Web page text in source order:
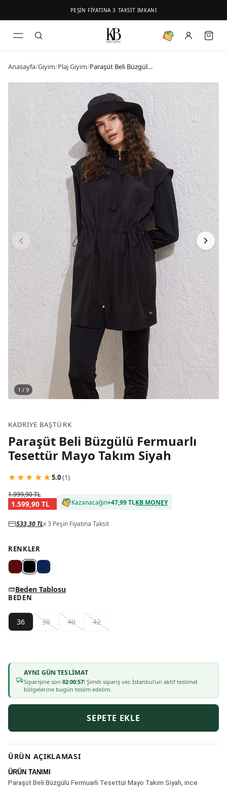
PEŞİN FİYATINA 3 TAKSİT İMKANI
Anasayfa/Giyim/Plaj Giyim/ Paraşüt Beli Büzgülü Fermuarlı Tesettür Mayo Takım Siyah
1 / 9
KADRIYE BAŞTÜRK
Paraşüt Beli Büzgülü Fermuarlı
Tesettür Mayo Takım Siyah
★ ★ ★ ★ ★5.0(1)
1.999,90 TL
1.599,90 TL Kazanacağın+47,99 TLKB MONEY
533,30 TLx 3 Peşin Fiyatına Taksit
RENKLER
Beden Tablosu
BEDEN
36 38 40 42
AYNI GÜN TESLIMAT
Siparişine son 02:00:56! Şimdi sipariş ver, İstanbul'un aktif teslimat
bölgelerine bugün teslim edelim.
SEPETE EKLE
ÜRÜN AÇIKLAMASI
ÜRÜN TANIMI
Paraşüt Beli Büzgülü Fermuarlı Tesettür Mayo Takım Siyah, ince